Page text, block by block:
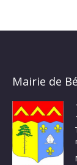
Mairie de